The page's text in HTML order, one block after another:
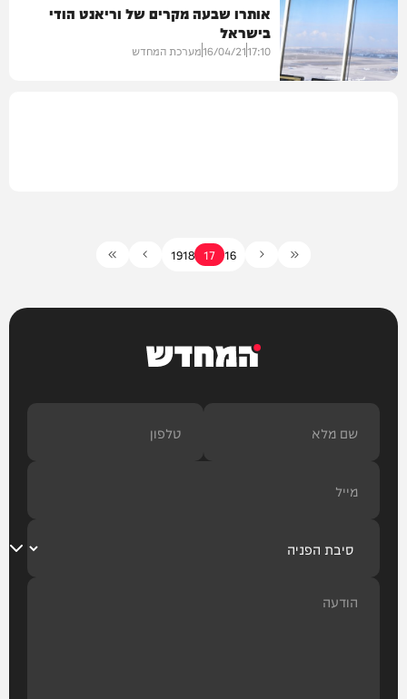
בריאות
אותרו שבעה מקרים של וריאנט הודי
בישראל
17:10
16/04/21מערכת המחדש
16
17
18
19
המחדש